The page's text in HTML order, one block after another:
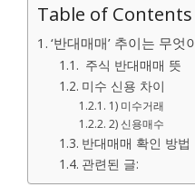
Table of Contents
‘반대매매’ 추이는 무
주식 반대매매 뜻
미수 신용 차이
1) 미수거래
2) 신용매수
반대매매 확인 방법
관련된 글: